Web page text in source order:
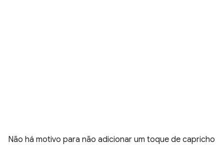
Não há motivo para não adicionar um toque de capricho